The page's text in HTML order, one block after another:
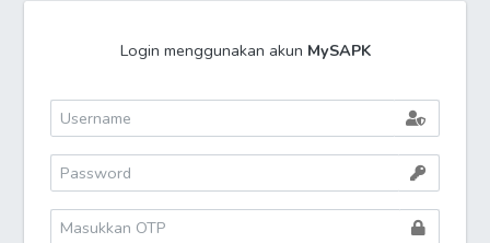
Login menggunakan akun MySAPK